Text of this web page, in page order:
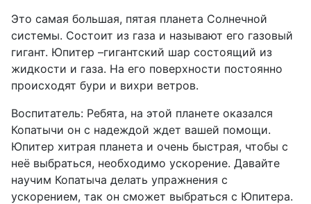
Это самая большая, пятая планета Солнечной
системы. Состоит из газа и называют его газовый
гигант. Юпитер –гигантский шар состоящий из
жидкости и газа. На его поверхности постоянно
происходят бури и вихри ветров.
Воспитатель: Ребята, на этой планете оказался
Копатычи он с надеждой ждет вашей помощи.
Юпитер хитрая планета и очень быстрая, чтобы с
неё выбраться, необходимо ускорение. Давайте
научим Копатыча делать упражнения с
ускорением, так он сможет выбраться с Юпитера.